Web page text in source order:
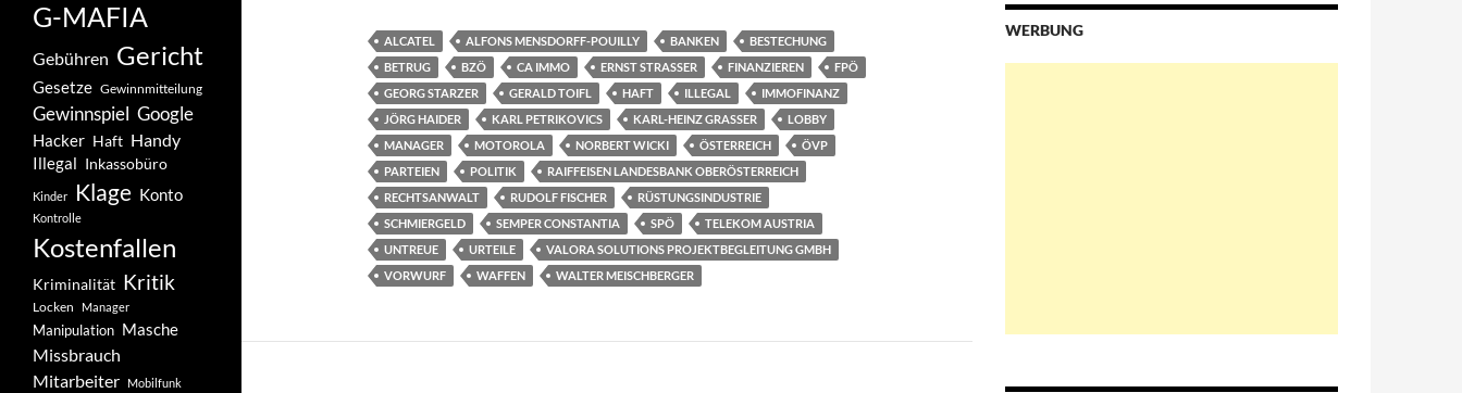
ALCATEL ALFONS MENSDORFF-POUILLY BANKEN
BESTECHUNG
BETRUG
BZÖ CA IMMO ERNST STRASSER FINANZIEREN
FPÖ
GEORG STARZER
GERALD TOIFL HAFT ILLEGAL
IMMOFINANZ
JÖRG HAIDER
KARL PETRIKOVICS KARL-HEINZ GRASSER
LOBBY
MANAGER
MOTOROLA NORBERT WICKI ÖSTERREICH
ÖVP
PARTEIEN
POLITIK
RAIFFEISEN LANDESBANK OBERÖSTERREICH
RECHTSANWALT
RUDOLF FISCHER
RÜSTUNGSINDUSTRIE
SCHMIERGELD
SEMPER CONSTANTIA SPÖ
TELEKOM AUSTRIA
UNTREUE
URTEILE
VALORA SOLUTIONS PROJEKTBEGLEITUNG GMBH
VORWURF
WAFFEN WALTER MEISCHBERGER
WERBUNG
G-MAFIA
Gebühren Gericht
Gesetze Gewinnmitteilung
Gewinnspiel Google
Hacker Haft Handy
Illegal Inkassobüro
Kinder Klage Konto
Kontrolle
Kostenfallen
Kriminalität Kritik
Locken Manager
Manipulation Masche
Missbrauch
Mitarbeiter
Mobilfunk